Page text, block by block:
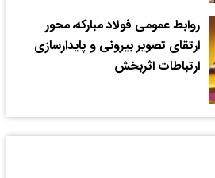
روابط عمومی فولاد مبارکه، محور
ارتقای تصویر بیرونی و پایدارسازی
ارتباطات اثربخش